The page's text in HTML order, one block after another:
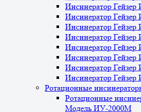
Инсинератор
Инсинератор
Инсинератор
Инсинератор
Инсинератор
Инсинератор
Инсинератор
Инсинератор
Ротационные
Ротационные
Модель ИУ-2000М